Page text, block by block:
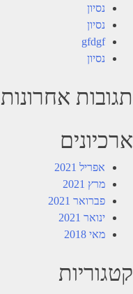
נסיון
נסיון
gfdgf
נסיון
תגובות אחרונות
ארכיונים
אפריל 2021
מרץ 2021
פברואר 2021
ינואר 2021
מאי 2018
קטגוריות